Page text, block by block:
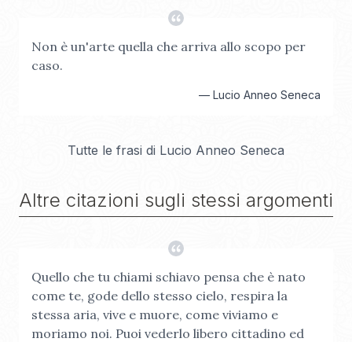
Non è un'arte quella che arriva allo scopo per
caso.
— Lucio Anneo Seneca
Tutte le frasi di Lucio Anneo Seneca
Altre citazioni sugli stessi argomenti
Quello che tu chiami schiavo pensa che è nato
come te, gode dello stesso cielo, respira la
stessa aria, vive e muore, come viviamo e
moriamo noi. Puoi vederlo libero cittadino ed